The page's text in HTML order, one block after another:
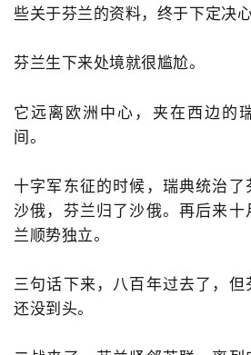
些关于芬兰的资料，终于下定决
芬兰生下来处境就很尴尬。
它远离欧洲中心，夹在西边的
间。
十字军东征的时候，瑞典统治
沙俄，芬兰归了沙俄。再后来十
兰顺势独立。
三句话下来，八百年过去了，但
还没到头。